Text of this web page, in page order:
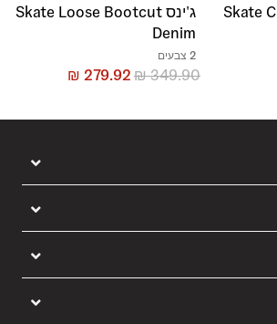
ג'ינס Skate Loose Bootcut
Denim
2 צבעים
₪349.90
₪ 279.92